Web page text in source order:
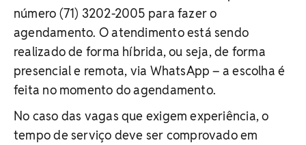
número (71) 3202-2005 para fazer o
agendamento. O atendimento está sendo
realizado de forma híbrida, ou seja, de forma
presencial e remota, via WhatsApp – a escolha é
feita no momento do agendamento.
No caso das vagas que exigem experiência, o
tempo de serviço deve ser comprovado em